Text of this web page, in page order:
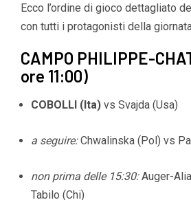
Ecco l’ordine di gioco dettagliato
con tutti i protagonisti della
CAMPO PHILIPPE-
ore 11:00)
COBOLLI (Ita) vs Svajda (Usa)
a seguire:Chwalinska (Pol) vs
non prima delle 15:30:Auger-
Tabilo (Chi)